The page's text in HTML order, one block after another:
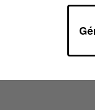
26/05/2025 À